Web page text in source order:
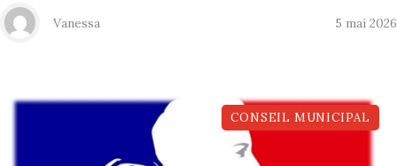
Vanessa 5 mai 2026
CONSEIL MUNICIPAL